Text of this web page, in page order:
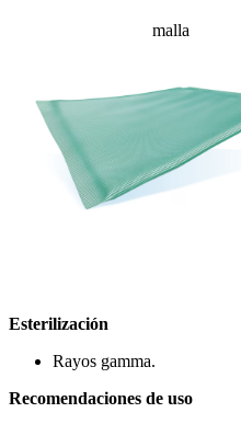
malla
Esterilización
Rayos gamma.
Recomendaciones de uso